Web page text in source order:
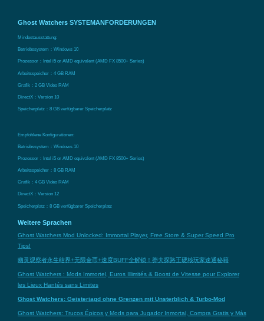
Ghost Watchers SYSTEMANFORDERUNGEN
Mindestausstattung:
Betriebssystem：Windows 10
Prozessor：Intel i5 or AMD equivalent (AMD FX 8500+ Series)
Arbeitsspeicher：4 GB RAM
Grafik：2 GB Video RAM
DirectX：Version 10
Speicherplatz：8 GB verfügbarer Speicherplatz
Empfohlene Konfigurationen:
Betriebssystem：Windows 10
Prozessor：Intel i5 or AMD equivalent (AMD FX 8500+ Series)
Arbeitsspeicher：8 GB RAM
Grafik：4 GB Video RAM
DirectX：Version 12
Speicherplatz：8 GB verfügbarer Speicherplatz
Weitere Sprachen
Ghost Watchers Mod Unlocked: Immortal Player, Free Store & Super Speed Pro
Tips!
幽灵观察者永生结界+无限金币+速度BUFF全解锁！莽夫探路王硬核玩家速通秘籍
Ghost Watchers : Mods Immortel, Euros Illimités & Boost de Vitesse pour Explorer
les Lieux Hantés sans Limites
Ghost Watchers: Geisterjagd ohne Grenzen mit Unsterblich & Turbo-Mod
Ghost Watchers: Trucos Épicos y Mods para Jugador Inmortal, Compra Gratis y Más